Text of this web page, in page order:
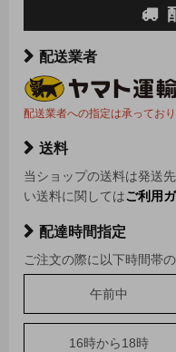
配送業者
配送業者への指定は承っており
送料
当ショップの送料は発送
い送料に関してはご利用
配達時間指定
ご注文の際に以下時間帯
午前中
16時から18時